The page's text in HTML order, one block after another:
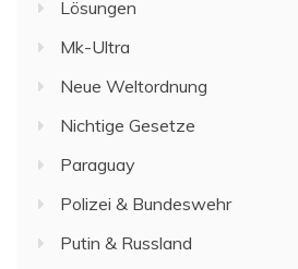
Lösungen
Mk-Ultra
Neue Weltordnung
Nichtige Gesetze
Paraguay
Polizei & Bundeswehr
Putin & Russland